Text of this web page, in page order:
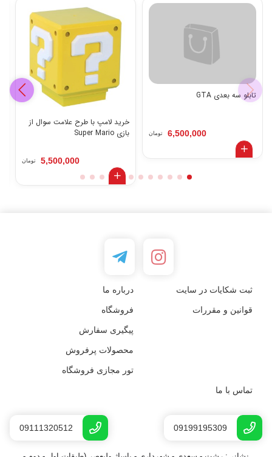
تابلو سه بعدی GTA
6,500,000 تومان
خرید لامپ با طرح علامت سوال از
بازی Super Mario
5,500,000 تومان
ثبت شکایات در سایت درباره ما
قوانین و مقررات فروشگاه
پیگیری سفارش
محصولات پرفروش
تور مجازی فروشگاه
تماس با ما
09199195309
09111320512